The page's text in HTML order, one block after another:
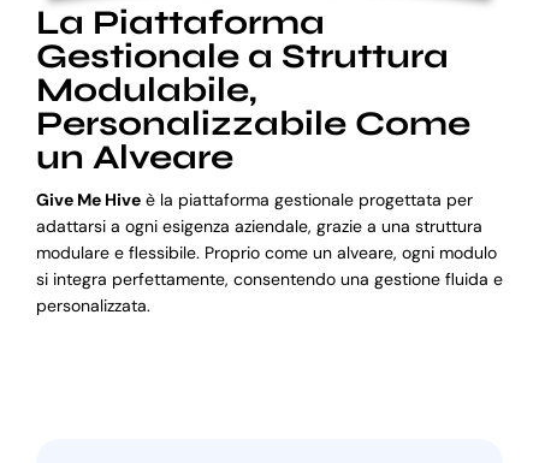
La Piattaforma
Gestionale a Struttura
Modulabile,
Personalizzabile Come
un Alveare
Give Me Hiveè la piattaforma gestionale progettata per
adattarsi a ogni esigenza aziendale, grazie a una struttura
modulare e flessibile. Proprio come un alveare, ogni modulo
si integra perfettamente, consentendo una gestione fluida e
personalizzata.